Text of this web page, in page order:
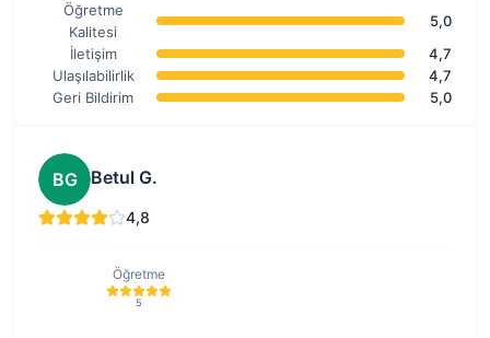
Öğretme
Kalitesi
5,0
İletişim
4,7
Ulaşılabilirlik
4,7
Geri Bildirim
5,0
BG Betul G.
4,8
Öğretme
5